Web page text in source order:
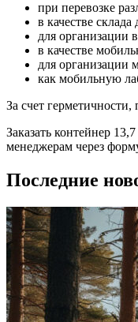
при перевозке
в качестве
для организации
в качестве
для организации
как мобильную
За счет
Заказать контейнер
менеджерам через
Последние